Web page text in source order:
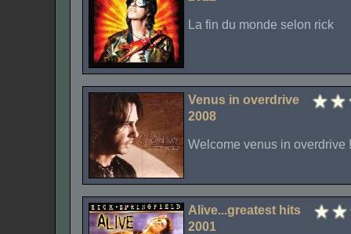
La fin du monde selon rick
Venus in overdrive
2008
Welcome venus in overdrive !
Alive...greatest hits
2001